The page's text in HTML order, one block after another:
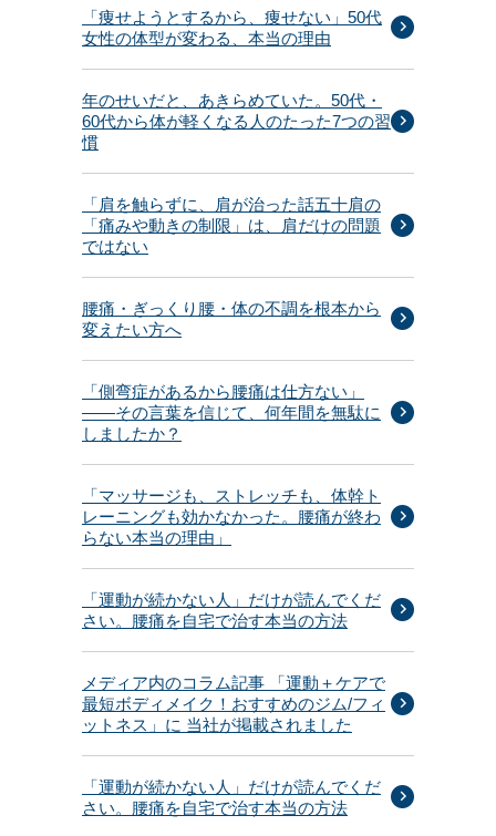
「痩せようとするから、痩せない」50代
女性の体型が変わる、本当の理由
年のせいだと、あきらめていた。50代・
60代から体が軽くなる人のたった7つの習
慣
「肩を触らずに、肩が治った話五十肩の
「痛みや動きの制限」は、肩だけの問題
ではない
腰痛・ぎっくり腰・体の不調を根本から
変えたい方へ
「側弯症があるから腰痛は仕方ない」
——その言葉を信じて、何年間を無駄に
しましたか？
「マッサージも、ストレッチも、体幹ト
レーニングも効かなかった。腰痛が終わ
らない本当の理由」
「運動が続かない人」だけが読んでくだ
さい。腰痛を自宅で治す本当の方法
メディア内のコラム記事 「運動＋ケアで
最短ボディメイク！おすすめのジム/フィ
ットネス」に 当社が掲載されました
「運動が続かない人」だけが読んでくだ
さい。腰痛を自宅で治す本当の方法